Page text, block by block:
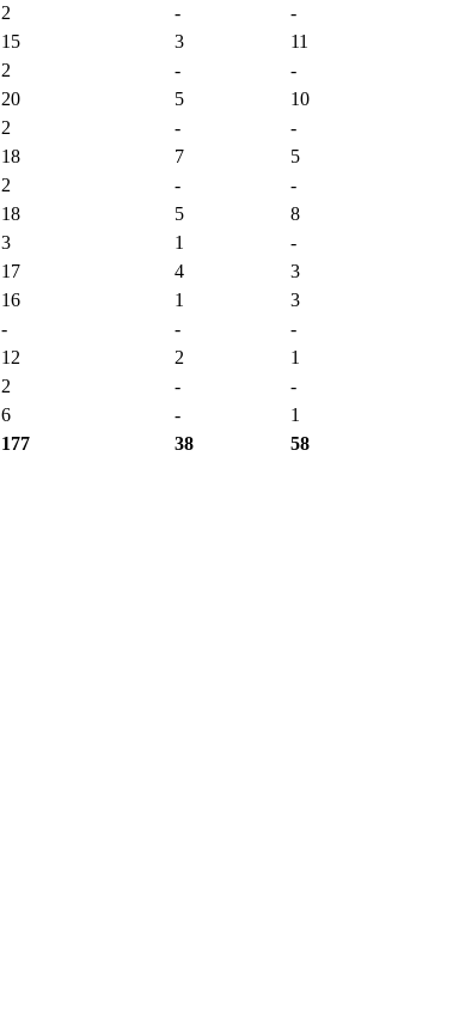
2 - -
15 3 11
2 - -
20 5 10
2 - -
18 7 5
2 - -
18 5 8
3 1 -
17 4 3
16 1 3
- - -
12 2 1
2 - -
6 - 1
177 38 58